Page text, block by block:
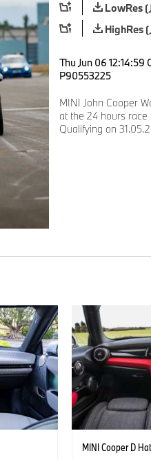
LowRes
HighRes
Thu Jun 06 12:14:59
P90553225
MINI John Cooper
at the 24 hours race
Qualifying on
MINI Cooper D